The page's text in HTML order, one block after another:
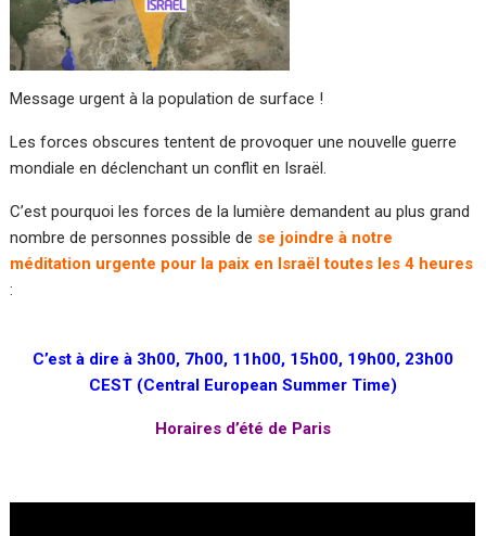
Message urgent à la population de surface !
Les forces obscures tentent de provoquer une nouvelle guerre
mondiale en déclenchant un conflit en Israël.
C’est pourquoi les forces de la lumière demandent au plus grand
nombre de personnes possible de se joindre à notre
méditation urgente pour la paix en Israël toutes les 4 heures
:
C’est à dire à 3h00, 7h00, 11h00, 15h00, 19h00, 23h00
CEST (Central European Summer Time)
Horaires d’été de Paris